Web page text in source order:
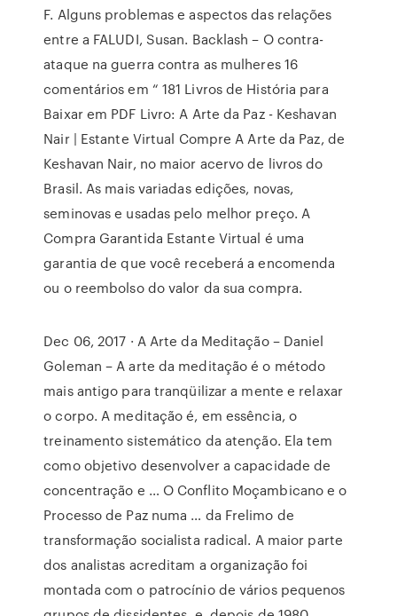
F. Alguns problemas e aspectos das relações
entre a FALUDI, Susan. Backlash – O contra-
ataque na guerra contra as mulheres 16
comentários em “ 181 Livros de História para
Baixar em PDF Livro: A Arte da Paz - Keshavan
Nair | Estante Virtual Compre A Arte da Paz, de
Keshavan Nair, no maior acervo de livros do
Brasil. As mais variadas edições, novas,
seminovas e usadas pelo melhor preço. A
Compra Garantida Estante Virtual é uma
garantia de que você receberá a encomenda
ou o reembolso do valor da sua compra.
Dec 06, 2017 · A Arte da Meditação – Daniel
Goleman – A arte da meditação é o método
mais antigo para tranqüilizar a mente e relaxar
o corpo. A meditação é, em essência, o
treinamento sistemático da atenção. Ela tem
como objetivo desenvolver a capacidade de
concentração e … O Conﬂito Moçambicano e o
Processo de Paz numa … da Frelimo de
transformação socialista radical. A maior parte
dos analistas acreditam a organização foi
montada com o patrocínio de vários pequenos